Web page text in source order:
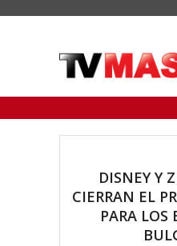
DISNEY Y
CIERRAN EL
PARA LOS